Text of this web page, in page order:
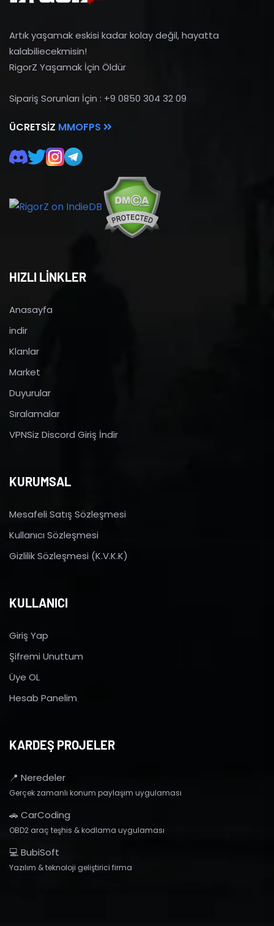
Artık yaşamak eskisi kadar kolay değil, hayatta
kalabiliecekmisin!
RigorZ Yaşamak İçin Öldür
Sipariş Sorunları İçin : +9 0850 304 32 09
ÜCRETSIZ MMOFPS
HIZLI LİNKLER
Anasayfa
indir
Klanlar
Market
Duyurular
Sıralamalar
VPNSiz Discord Giriş İndir
KURUMSAL
Mesafeli Satış Sözleşmesi
Kullanıcı Sözleşmesi
Gizlilik Sözleşmesi (K.V.K.K)
KULLANICI
Giriş Yap
Şifremi Unuttum
Üye OL
Hesab Panelim
KARDEŞ PROJELER
📍 Neredeler
Gerçek zamanlı konum paylaşım uygulaması
🚗 CarCoding
OBD2 araç teşhis & kodlama uygulaması
💻 BubiSoft
Yazılım & teknoloji geliştirici firma